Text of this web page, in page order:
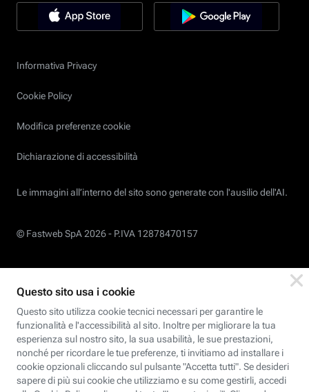
Informativa Privacy
Cookie Policy
Modifica preferenze cookie
Dichiarazione di accessibilità
Le immagini all’interno del sito sono generate con l'ausilio dell'AI.
© Fastweb SpA 2026 - P.IVA 12878470157